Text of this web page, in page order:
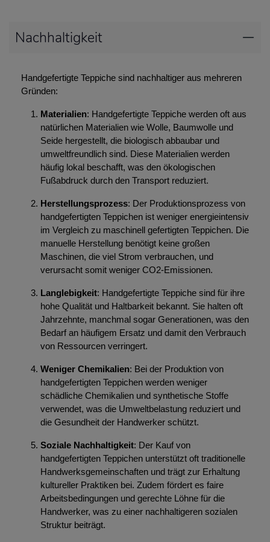
Nachhaltigkeit
Handgefertigte Teppiche sind nachhaltiger aus mehreren
Gründen:
Materialien: Handgefertigte Teppiche werden oft aus
natürlichen Materialien wie Wolle, Baumwolle und
Seide hergestellt, die biologisch abbaubar und
umweltfreundlich sind. Diese Materialien werden
häufig lokal beschafft, was den ökologischen
Fußabdruck durch den Transport reduziert.
Herstellungsprozess: Der Produktionsprozess von
handgefertigten Teppichen ist weniger energieintensiv
im Vergleich zu maschinell gefertigten Teppichen. Die
manuelle Herstellung benötigt keine großen
Maschinen, die viel Strom verbrauchen, und
verursacht somit weniger CO2-Emissionen.
Langlebigkeit: Handgefertigte Teppiche sind für ihre
hohe Qualität und Haltbarkeit bekannt. Sie halten oft
Jahrzehnte, manchmal sogar Generationen, was den
Bedarf an häufigem Ersatz und damit den Verbrauch
von Ressourcen verringert.
Weniger Chemikalien: Bei der Produktion von
handgefertigten Teppichen werden weniger
schädliche Chemikalien und synthetische Stoffe
verwendet, was die Umweltbelastung reduziert und
die Gesundheit der Handwerker schützt.
Soziale Nachhaltigkeit: Der Kauf von
handgefertigten Teppichen unterstützt oft traditionelle
Handwerksgemeinschaften und trägt zur Erhaltung
kultureller Praktiken bei. Zudem fördert es faire
Arbeitsbedingungen und gerechte Löhne für die
Handwerker, was zu einer nachhaltigeren sozialen
Struktur beiträgt.